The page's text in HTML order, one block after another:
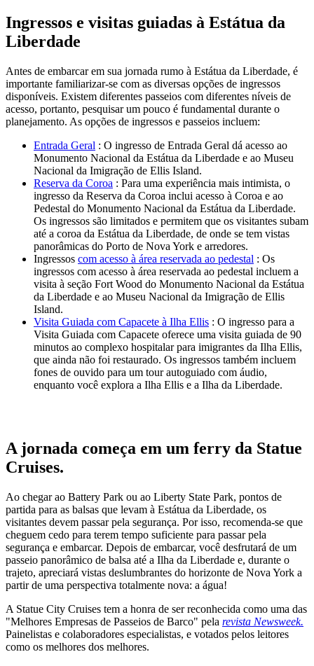
Ingressos e visitas guiadas à Estátua da
Liberdade
Antes de embarcar em sua jornada rumo à Estátua da Liberdade, é
importante familiarizar-se com as diversas opções de ingressos
disponíveis. Existem diferentes passeios com diferentes níveis de
acesso, portanto, pesquisar um pouco é fundamental durante o
planejamento. As opções de ingressos e passeios incluem:
Entrada Geral : O ingresso de Entrada Geral dá acesso ao
Monumento Nacional da Estátua da Liberdade e ao Museu
Nacional da Imigração de Ellis Island.
Reserva da Coroa : Para uma experiência mais intimista, o
ingresso da Reserva da Coroa inclui acesso à Coroa e ao
Pedestal do Monumento Nacional da Estátua da Liberdade.
Os ingressos são limitados e permitem que os visitantes subam
até a coroa da Estátua da Liberdade, de onde se tem vistas
panorâmicas do Porto de Nova York e arredores.
Ingressos com acesso à área reservada ao pedestal : Os
ingressos com acesso à área reservada ao pedestal incluem a
visita à seção Fort Wood do Monumento Nacional da Estátua
da Liberdade e ao Museu Nacional da Imigração de Ellis
Island.
Visita Guiada com Capacete à Ilha Ellis : O ingresso para a
Visita Guiada com Capacete oferece uma visita guiada de 90
minutos ao complexo hospitalar para imigrantes da Ilha Ellis,
que ainda não foi restaurado. Os ingressos também incluem
fones de ouvido para um tour autoguiado com áudio,
enquanto você explora a Ilha Ellis e a Ilha da Liberdade.
A jornada começa em um ferry da Statue
Cruises.
Ao chegar ao Battery Park ou ao Liberty State Park, pontos de
partida para as balsas que levam à Estátua da Liberdade, os
visitantes devem passar pela segurança. Por isso, recomenda-se que
cheguem cedo para terem tempo suficiente para passar pela
segurança e embarcar. Depois de embarcar, você desfrutará de um
passeio panorâmico de balsa até a Ilha da Liberdade e, durante o
trajeto, apreciará vistas deslumbrantes do horizonte de Nova York a
partir de uma perspectiva totalmente nova: a água!
A Statue City Cruises tem a honra de ser reconhecida como uma das
"Melhores Empresas de Passeios de Barco" pela revista Newsweek.
Painelistas e colaboradores especialistas, e votados pelos leitores
como os melhores dos melhores.